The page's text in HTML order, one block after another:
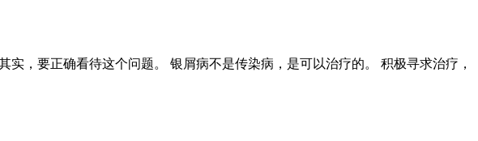
，要正确看待这个问题。 银屑病不是传染病，是可以治疗的。 积极寻求治疗，